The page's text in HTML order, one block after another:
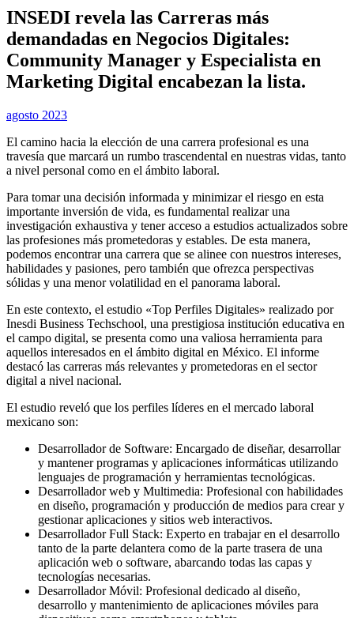
INSEDI revela las Carreras más
demandadas en Negocios Digitales:
Community Manager y Especialista en
Marketing Digital encabezan la lista.
agosto 2023
El camino hacia la elección de una carrera profesional es una
travesía que marcará un rumbo trascendental en nuestras vidas, tanto
a nivel personal como en el ámbito laboral.
Para tomar una decisión informada y minimizar el riesgo en esta
importante inversión de vida, es fundamental realizar una
investigación exhaustiva y tener acceso a estudios actualizados sobre
las profesiones más prometedoras y estables. De esta manera,
podemos encontrar una carrera que se alinee con nuestros intereses,
habilidades y pasiones, pero también que ofrezca perspectivas
sólidas y una menor volatilidad en el panorama laboral.
En este contexto, el estudio «Top Perfiles Digitales» realizado por
Inesdi Business Techschool, una prestigiosa institución educativa en
el campo digital, se presenta como una valiosa herramienta para
aquellos interesados en el ámbito digital en México. El informe
destacó las carreras más relevantes y prometedoras en el sector
digital a nivel nacional.
El estudio reveló que los perfiles líderes en el mercado laboral
mexicano son:
Desarrollador de Software: Encargado de diseñar, desarrollar
y mantener programas y aplicaciones informáticas utilizando
lenguajes de programación y herramientas tecnológicas.
Desarrollador web y Multimedia: Profesional con habilidades
en diseño, programación y producción de medios para crear y
gestionar aplicaciones y sitios web interactivos.
Desarrollador Full Stack: Experto en trabajar en el desarrollo
tanto de la parte delantera como de la parte trasera de una
aplicación web o software, abarcando todas las capas y
tecnologías necesarias.
Desarrollador Móvil: Profesional dedicado al diseño,
desarrollo y mantenimiento de aplicaciones móviles para